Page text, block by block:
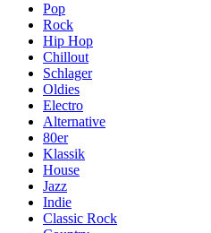
Pop
Rock
Hip Hop
Chillout
Schlager
Oldies
Electro
Alternative
80er
Klassik
House
Jazz
Indie
Classic Rock